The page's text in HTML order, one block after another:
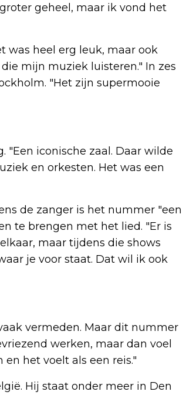
geheel, maar ik vond het
was heel erg leuk, maar ook
mijn muziek luisteren." In zes
"Het zijn supermooie
iconische zaal. Daar wilde
en orkesten. Het was een
de zanger is het nummer "een
te brengen met het lied. "Er is
maar tijdens die shows
je voor staat. Dat wil ik ook
vermeden. Maar dit nummer
werken, maar dan voel
het voelt als een reis."
Hij staat onder meer in Den